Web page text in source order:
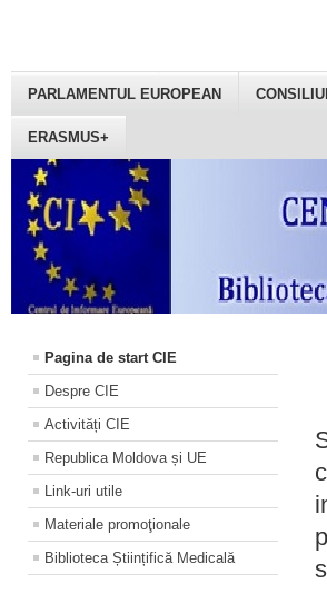
PARLAMENTUL EUROPEAN
ERASMUS+
Pagina de start CIE
Despre CIE
Activități CIE
Republica Moldova și UE
Link-uri utile
Materiale promoţionale
Biblioteca Științifică Medicală